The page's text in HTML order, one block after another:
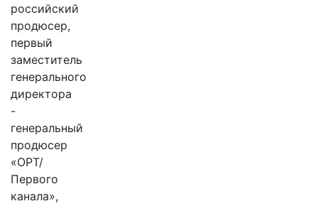
российский
продюсер,
первый
заместитель
генерального
директора
-
генеральный
продюсер
«ОРТ/
Первого
канала»,